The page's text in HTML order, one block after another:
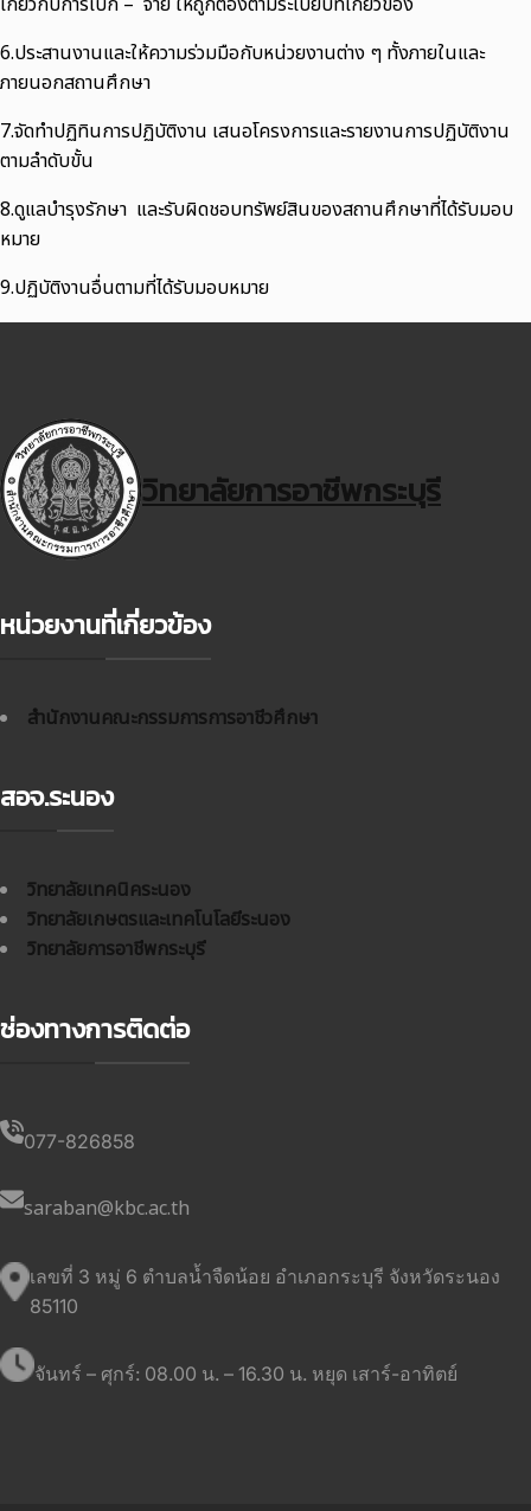
6.ประสานงานและให้ความร่วมมือกับหน่วยงานต่าง ๆ ทั้งภายในและ
ภายนอกสถานศึกษา
7.จัดทำปฏิทินการปฏิบัติงาน เสนอโครงการและรายงานการปฏิบัติงาน
ตามลำดับขั้น
8.ดูแลบำรุงรักษา และรับผิดชอบทรัพย์สินของสถานศึกษาที่ได้รับมอบ
หมาย
9.ปฏิบัติงานอื่นตามที่ได้รับมอบหมาย
วิทยาลัยการอาชีพกระบุรี
หน่วยงานที่เกี่ยวข้อง
สำนักงานคณะกรรมการการอาชีวศึกษา
สอจ.ระนอง
วิทยาลัยเทคนิคระนอง
วิทยาลัยเกษตรและเทคโนโลยีระนอง
วิทยาลัยการอาชีพกระบุรี
ช่องทางการติดต่อ
077-826858
saraban@kbc.ac.th
เลขที่ 3 หมู่ 6 ตำบลน้ำจืดน้อย อำเภอกระบุรี จังหวัดระนอง
85110
จันทร์ – ศุกร์: 08.00 น. – 16.30 น. หยุด เสาร์-อาทิตย์